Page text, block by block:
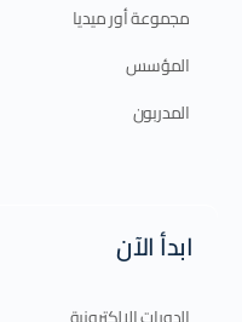
مجموعة أور ميديا
المؤسس
المدربون
ابدأ الآن